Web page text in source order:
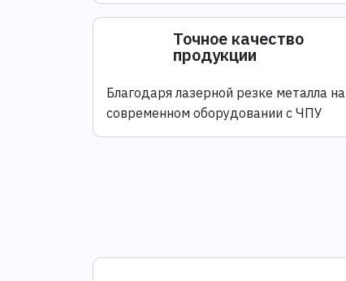
Точное качество
продукции
Благодаря лазерной резке металла на
современном оборудовании с ЧПУ